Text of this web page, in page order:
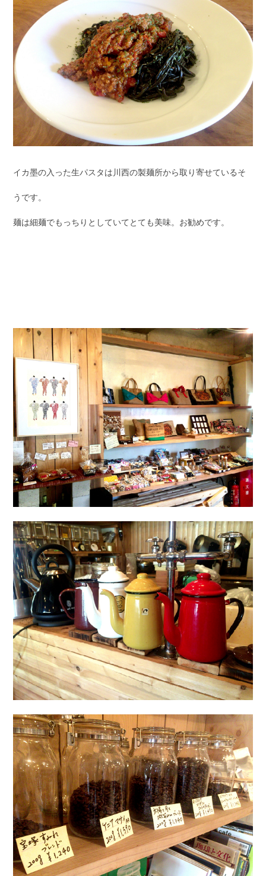
イカ墨の入った生パスタは川西の製麺所から取り寄せているそ
うです。
麺は細麺でもっちりとしていてとても美味。お勧めです。